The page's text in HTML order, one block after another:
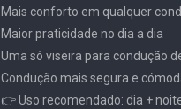
Mais conforto em qualquer
Maior praticidade no dia a dia
Uma só viseira para condução
Condução mais segura e
👉 Uso recomendado: dia +